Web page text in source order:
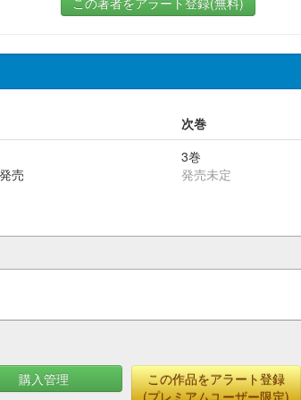
次巻
売
3巻
発売未定
購入管理
この作品をアラート登録
(プレミアムユーザー限定)